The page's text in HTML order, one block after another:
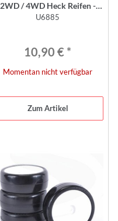
2WD / 4WD Heck Reifen -
GELB (2 Stück)
U6885
10,90 € *
Momentan nicht verfügbar
Zum Artikel